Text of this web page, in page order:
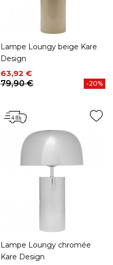
Lampe Loungy beige Kare
Design
Prix
63,92 €
Prix de base
79,90 €
-20%
Lampe Loungy chromée
Kare Design